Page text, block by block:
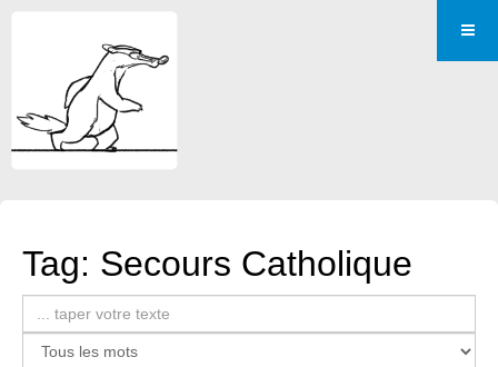
Tag: Secours Catholique